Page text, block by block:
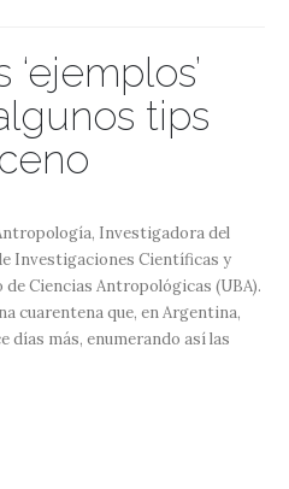
tips
Investigadora del
Investigaciones Científicas y
Ciencias Antropológicas (UBA).
cuarentena que, en Argentina,
días más, enumerando así las